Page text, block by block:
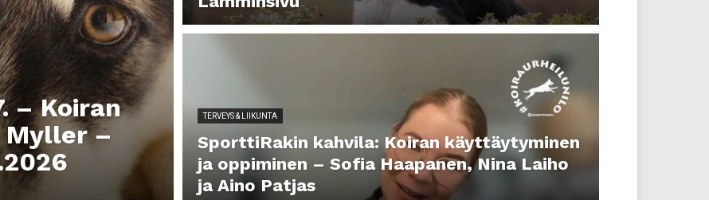
– Koiran
Myller –
TERVEYS & LIIKUNTA
SporttiRakin kahvila: Koiran käyttäytyminen
ja oppiminen – Sofia Haapanen, Nina Laiho
ja Aino Patjas